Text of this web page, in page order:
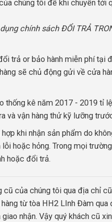
chúng tôi để khi chuyển
chính sách ĐỔI TRẢ
trả or bảo hành miễn phí tại
sẽ chủ động gửi về cửa
thống kê năm 2017 - 2019 tỉ
vận hàng thử kỹ lưỡng
khi nhận sản phẩm do
hoặc hỏng. Trong mọi
hoặc đổi trả.
cũ của chúng tôi qua địa chỉ
từ tòa HH2 LInh Đàm qua
nhận. Vậy quý khách cũ